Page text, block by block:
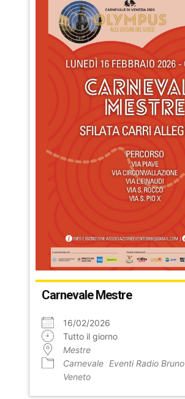
Carnevale Mestre
16/02/2026
Tutto il giorno
Mestre
Carnevale Eventi Radio Bruno
Veneto